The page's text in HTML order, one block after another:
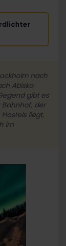
nach
Abisko
gibt es
Bahnhof, der
liegt,
im